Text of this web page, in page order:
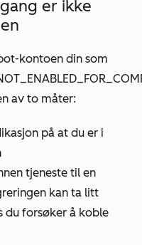
er ikke
kontoen din som
av to måter:
på at du er i
tjeneste til en
kan ta litt
du forsøker å koble